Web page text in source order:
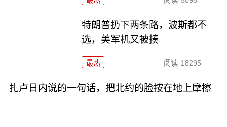
特朗普扔下两条路，波斯都不
选，美军机又被揍
最热 阅读 18295
扎卢日内说的一句话，把北约的脸按在地上摩擦